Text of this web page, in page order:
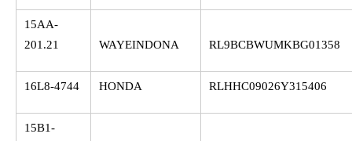
15AA-
201.21
WAYEINDONA RL9BCBWUMKBG01358
16L8-4744 HONDA RLHHC09026Y315406
15B1-